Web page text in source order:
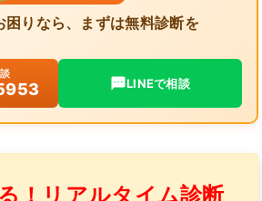
困りなら、まずは無料診断を
LINEで相談
！リアルタイム診断